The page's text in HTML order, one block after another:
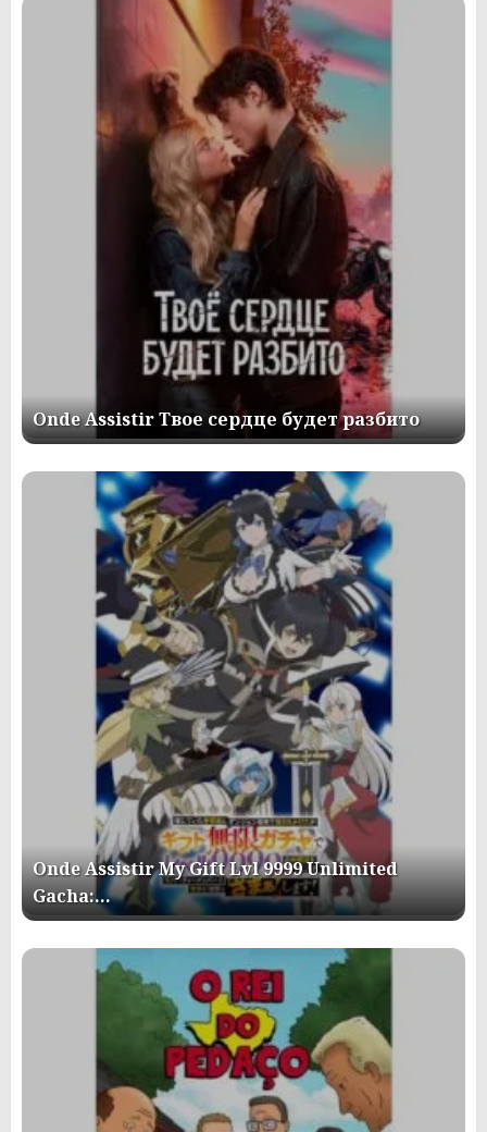
Onde Assistir Твое сердце будет разбито
Onde Assistir My Gift Lvl 9999 Unlimited
Gacha:…